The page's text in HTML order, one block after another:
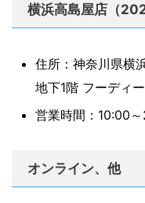
横浜高島屋店（
住所：神奈川県横
地下1階 フーディ
営業時間：10:00
オンライン、他